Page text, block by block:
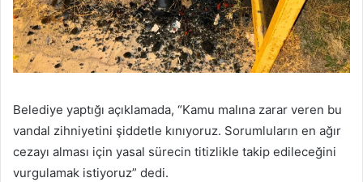
Belediye yaptığı açıklamada, “Kamu malına zarar veren bu
vandal zihniyetini şiddetle kınıyoruz. Sorumluların en ağır
cezayı alması için yasal sürecin titizlikle takip edileceğini
vurgulamak istiyoruz” dedi.